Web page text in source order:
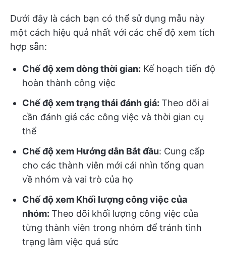
Dưới đây là cách bạn có thể sử dụng mẫu này
một cách hiệu quả nhất với các chế độ xem tích
hợp sẵn:
Chế độ xem dòng thời gian: Kế hoạch tiến độ
hoàn thành công việc
Chế độ xem trạng thái đánh giá: Theo dõi ai
cần đánh giá các công việc và thời gian cụ
thể
Chế độ xem Hướng dẫn Bắt đầu: Cung cấp
cho các thành viên mới cái nhìn tổng quan
về nhóm và vai trò của họ
Chế độ xem Khối lượng công việc của
nhóm: Theo dõi khối lượng công việc của
từng thành viên trong nhóm để tránh tình
trạng làm việc quá sức